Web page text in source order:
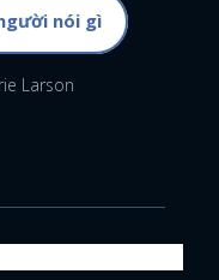
nói gì
Larson